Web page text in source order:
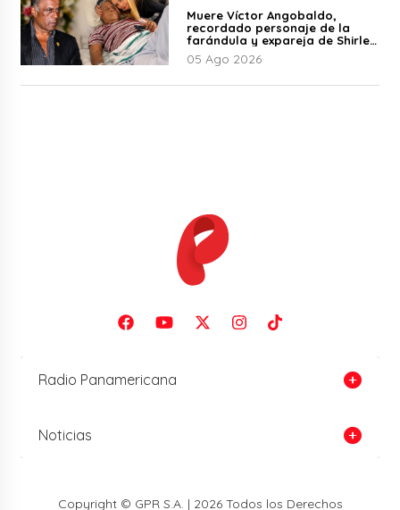
Muere Víctor Angobaldo,
recordado personaje de la
farándula y expareja de Shirley
Cherres
05 Ago 2026
Radio Panamericana
Noticias
Copyright © GPR S.A. | 2026 Todos los Derechos